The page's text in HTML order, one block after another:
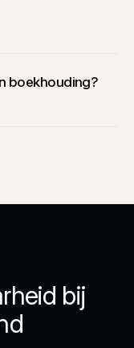
boekhouding?
bij